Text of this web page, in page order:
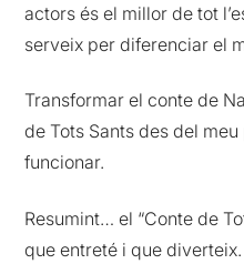
actors és el millor de tot
serveix per diferenciar el
Transformar el conte de
de Tots Sants des del
funcionar.
Resumint… el “Conte de
que entreté i que diverteix.